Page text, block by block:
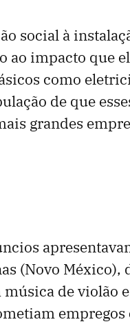
social à
ao impacto que
como
de que
grandes
(Novo México),
de violão